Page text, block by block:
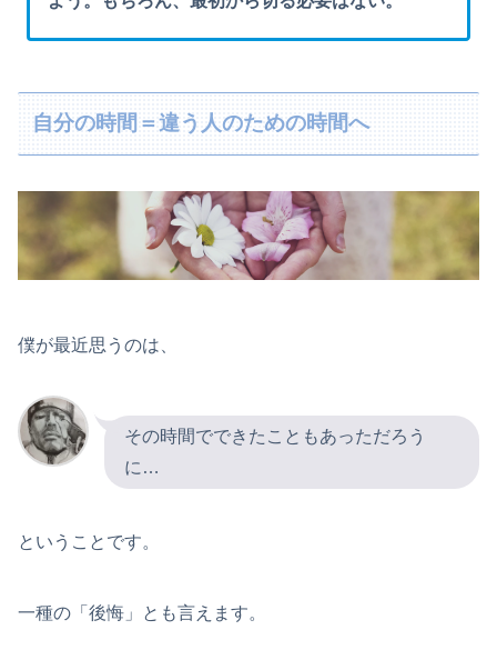
自分の時間＝違う人のための時間へ
僕が最近思うのは、
その時間でできたこともあっただろう
に…
ということです。
一種の「後悔」とも言えます。